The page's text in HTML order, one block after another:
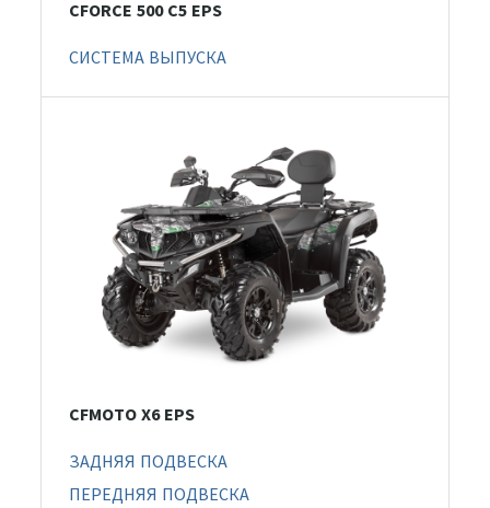
CFORCE 500 С5 EPS
СИСТЕМА ВЫПУСКА
CFMOTO X6 EPS
ЗАДНЯЯ ПОДВЕСКА
ПЕРЕДНЯЯ ПОДВЕСКА